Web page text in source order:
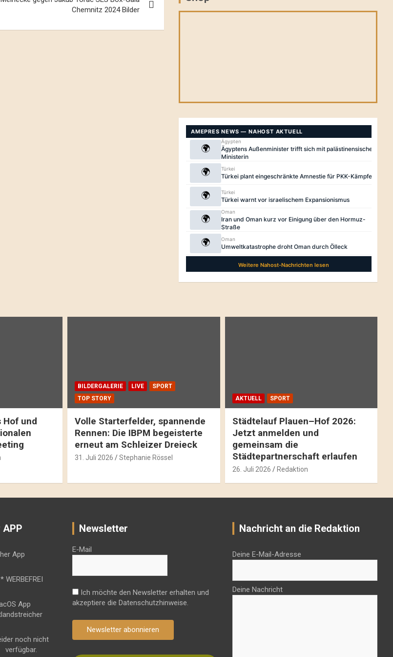
Chemnitz 2024 Bilder
Hof und
BILDERGALERIE LIVE
SPORT
TOP STORY
Volle Starterfelder, spannende
Rennen: Die IBPM begeisterte
erneut am Schleizer Dreieck
31. Juli 2026 Stephanie Rössel
AKTUELL SPORT
Städtelauf Plauen–Hof 2026:
Jetzt anmelden und
gemeinsam die
Städtepartnerschaft erlaufen
26. Juli 2026 Redaktion
WERBEFREI
noch nicht
verfügbar.
Newsletter
E-Mail
Ich möchte den Newsletter erhalten und
akzeptiere die Datenschutzhinweise.
Newsletter abonnieren
Nachricht an die Redaktion
Deine E-Mail-Adresse
Deine Nachricht